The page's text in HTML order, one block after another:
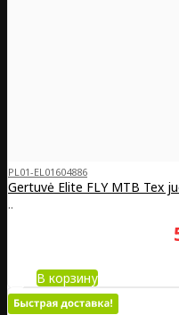
PL01-EL01604886
Gertuvė Elite FLY MTB Tex
..
В корзину